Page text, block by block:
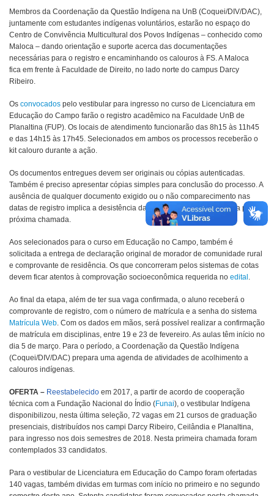
Membros da Coordenação da Questão Indígena na UnB (Coquei/DIV/DAC),
juntamente com estudantes indígenas voluntários, estarão no espaço do
Centro de Convivência Multicultural dos Povos Indígenas – conhecido como
Maloca – dando orientação e suporte acerca das documentações
necessárias para o registro e encaminhando os calouros à FS. A Maloca
fica em frente à Faculdade de Direito, no lado norte do campus Darcy
Ribeiro.
Os convocados pelo vestibular para ingresso no curso de Licenciatura em
Educação do Campo farão o registro acadêmico na Faculdade UnB de
Planaltina (FUP). Os locais de atendimento funcionarão das 8h15 às 11h45
e das 14h15 às 17h45. Selecionados em ambos os processos receberão o
kit calouro durante a ação.
Os documentos entregues devem ser originais ou cópias autenticadas.
Também é preciso apresentar cópias simples para conclusão do processo. A
ausência de qualquer documento exigido ou o não comparecimento nas
datas de registro implica a desistência da vaga, que será remanejada para a
próxima chamada.
Aos selecionados para o curso em Educação no Campo, também é
solicitada a entrega de declaração original de morador de comunidade rural
e comprovante de residência. Os que concorreram pelos sistemas de cotas
devem ficar atentos à comprovação socioeconômica requerida no edital .
Ao final da etapa, além de ter sua vaga confirmada, o aluno receberá o
comprovante de registro, com o número de matrícula e a senha do sistema
Matrícula Web. Com os dados em mãos, será possível realizar a confirmação
de matrícula em disciplinas, entre 19 e 23 de fevereiro. As aulas têm início no
dia 5 de março. Para o período, a Coordenação da Questão Indígena
(Coquei/DIV/DAC) prepara uma agenda de atividades de acolhimento a
calouros indígenas.
OFERTA – Reestabelecido em 2017, a partir de acordo de cooperação
técnica com a Fundação Nacional do Índio (Funai), o vestibular Indígena
disponibilizou, nesta última seleção, 72 vagas em 21 cursos de graduação
presenciais, distribuídos nos campi Darcy Ribeiro, Ceilândia e Planaltina,
para ingresso nos dois semestres de 2018. Nesta primeira chamada foram
contemplados 33 candidatos.
Para o vestibular de Licenciatura em Educação do Campo foram ofertadas
140 vagas, também dividas em turmas com início no primeiro e no segundo